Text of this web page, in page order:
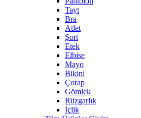
Tayt
Bra
Atlet
Şort
Etek
Elbise
Mayo
Bikini
Çorap
Gömlek
Rüzgarlık
İçlik